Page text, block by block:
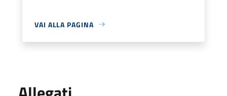
VAI ALLA PAGINA